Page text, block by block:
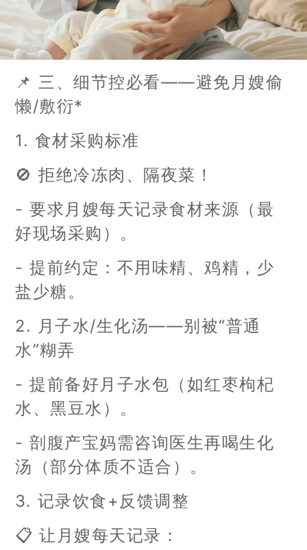
📌 三、细节控必看——避免月嫂偷
懒/敷衍*
1. 食材采购标准
🚫 拒绝冷冻肉、隔夜菜！
- 要求月嫂每天记录食材来源（最
好现场采购）。
- 提前约定：不用味精、鸡精，少
盐少糖。
2. 月子水/生化汤——别被“普通
水”糊弄
- 提前备好月子水包（如红枣枸杞
水、黑豆水）。
- 剖腹产宝妈需咨询医生再喝生化
汤（部分体质不适合）。
3. 记录饮食+反馈调整
📋 让月嫂每天记录：